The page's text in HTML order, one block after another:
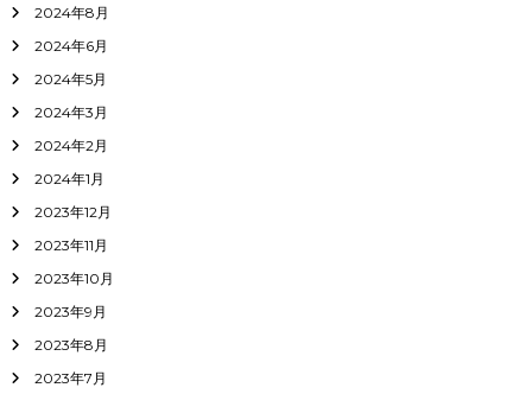
2024年8月
2024年6月
2024年5月
2024年3月
2024年2月
2024年1月
2023年12月
2023年11月
2023年10月
2023年9月
2023年8月
2023年7月